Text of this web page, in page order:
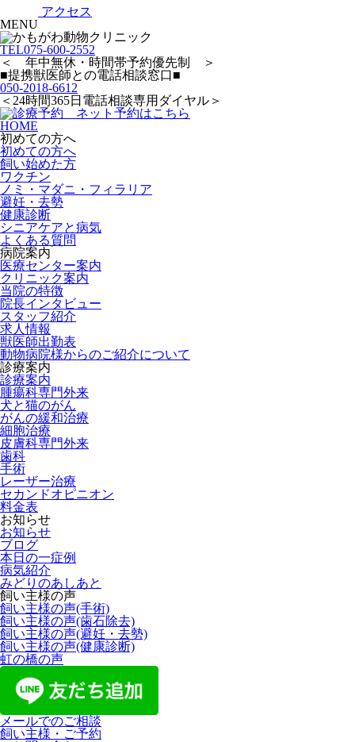
アクセス
MENU
TEL075-600-2552
＜ 年中無休・時間帯予約優先制 ＞
■提携獣医師との電話相談窓口■
050-2018-6612
＜24時間365日電話相談専用ダイヤル＞
HOME
初めての方へ
初めての方へ
飼い始めた方
ワクチン
ノミ・マダニ・フィラリア
避妊・去勢
健康診断
シニアケアと病気
よくある質問
病院案内
医療センター案内
クリニック案内
当院の特徴
院長インタビュー
スタッフ紹介
求人情報
獣医師出勤表
動物病院様からのご紹介について
診療案内
診療案内
腫瘍科専門外来
犬と猫のがん
がんの緩和治療
細胞治療
皮膚科専門外来
歯科
手術
レーザー治療
セカンドオピニオン
料金表
お知らせ
お知らせ
ブログ
本日の一症例
病気紹介
みどりのあしあと
飼い主様の声
飼い主様の声(手術)
飼い主様の声(歯石除去)
飼い主様の声(避妊・去勢)
飼い主様の声(健康診断)
虹の橋の声
メールでのご相談
飼い主様・ご予約